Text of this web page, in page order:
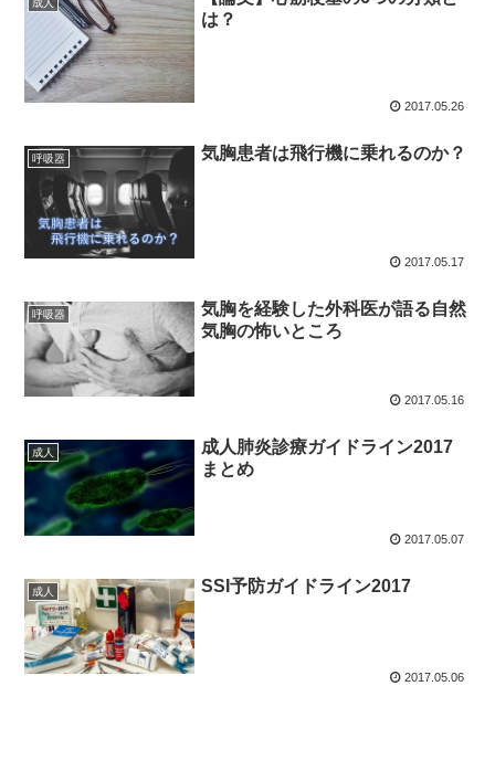
成人
は？
2017.05.26
呼吸器 気胸患者は飛行機に乗れるのか？
2017.05.17
呼吸器
気胸を経験した外科医が語る自然
気胸の怖いところ
2017.05.16
成人
成人肺炎診療ガイドライン2017
まとめ
2017.05.07
成人 SSI予防ガイドライン2017
2017.05.06